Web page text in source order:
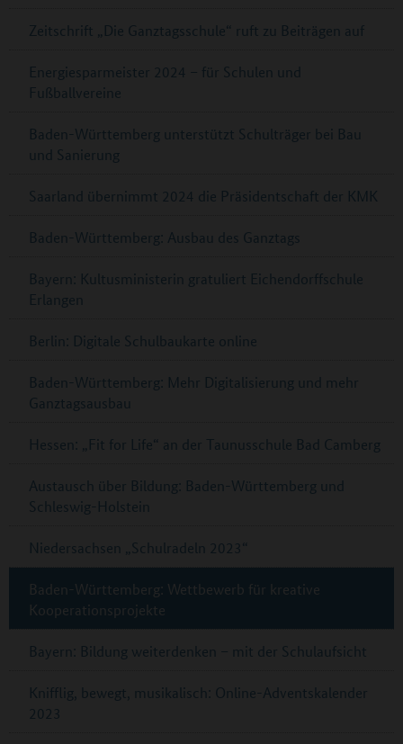
Zeitschrift „Die Ganztagsschule“ ruft zu Beiträgen auf
Energiesparmeister 2024 – für Schulen und
Fußballvereine
Baden-Württemberg unterstützt Schulträger bei Bau
und Sanierung
Saarland übernimmt 2024 die Präsidentschaft der KMK
Baden-Württemberg: Ausbau des Ganztags
Bayern: Kultusministerin gratuliert Eichendorffschule
Erlangen
Berlin: Digitale Schulbaukarte online
Baden-Württemberg: Mehr Digitalisierung und mehr
Ganztagsausbau
Hessen: „Fit for Life“ an der Taunusschule Bad Camberg
Austausch über Bildung: Baden-Württemberg und
Schleswig-Holstein
Niedersachsen „Schulradeln 2023“
Baden-Württemberg: Wettbewerb für kreative
Kooperationsprojekte
Bayern: Bildung weiterdenken – mit der Schulaufsicht
Knifflig, bewegt, musikalisch: Online-Adventskalender
2023